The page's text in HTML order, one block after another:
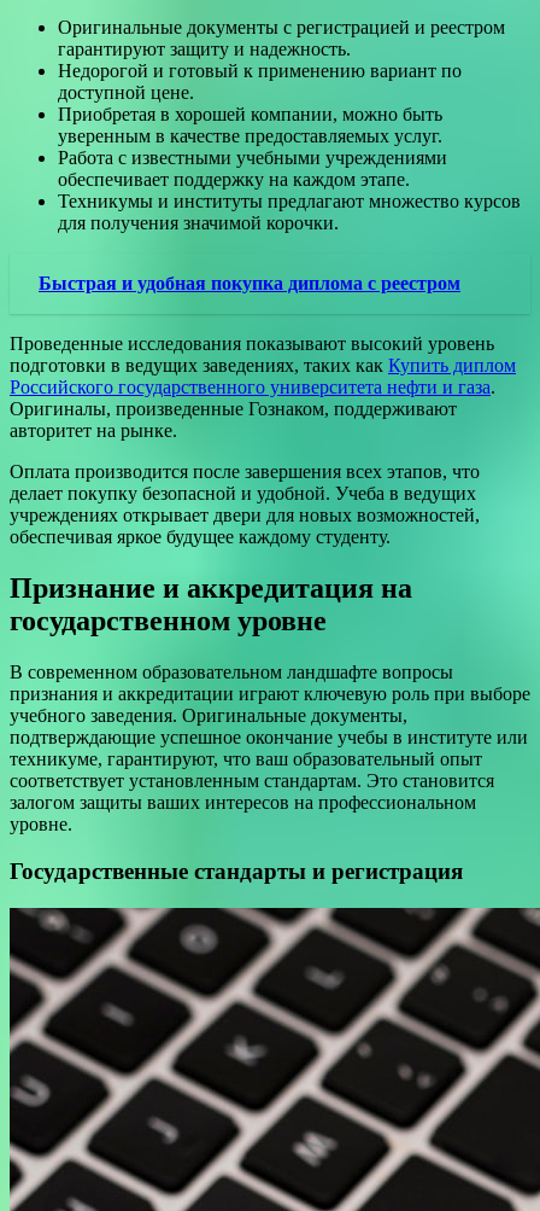
Оригинальные документы с регистрацией и реестром
гарантируют защиту и надежность.
Недорогой и готовый к применению вариант по
доступной цене.
Приобретая в хорошей компании, можно быть
уверенным в качестве предоставляемых услуг.
Работа с известными учебными учреждениями
обеспечивает поддержку на каждом этапе.
Техникумы и институты предлагают множество курсов
для получения значимой корочки.
Быстрая и удобная покупка диплома с реестром
Проведенные исследования показывают высокий уровень
подготовки в ведущих заведениях, таких как Купить диплом
Российского государственного университета нефти и газа.
Оригиналы, произведенные Гознаком, поддерживают
авторитет на рынке.
Оплата производится после завершения всех этапов, что
делает покупку безопасной и удобной. Учеба в ведущих
учреждениях открывает двери для новых возможностей,
обеспечивая яркое будущее каждому студенту.
Признание и аккредитация на
государственном уровне
В современном образовательном ландшафте вопросы
признания и аккредитации играют ключевую роль при выборе
учебного заведения. Оригинальные документы,
подтверждающие успешное окончание учебы в институте или
техникуме, гарантируют, что ваш образовательный опыт
соответствует установленным стандартам. Это становится
залогом защиты ваших интересов на профессиональном
уровне.
Государственные стандарты и регистрация